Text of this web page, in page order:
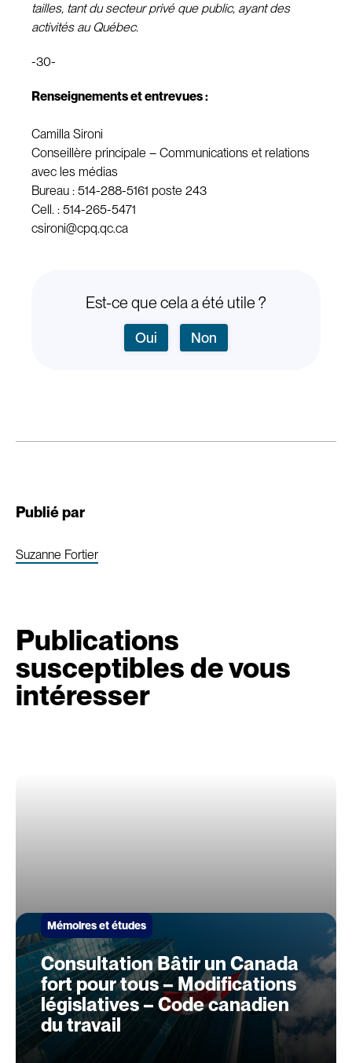
tailles, tant du secteur privé que public, ayant des
activités au Québec.
-30-
Renseignements et entrevues :
Camilla Sironi
Conseillère principale – Communications et relations
avec les médias
Bureau : 514-288-5161 poste 243
Cell. : 514-265-5471
csironi@cpq.qc.ca
Est-ce que cela a été utile ?
Oui Non
Publié par
Suzanne Fortier
Publications
susceptibles de vous
intéresser
Mémoires et études
Consultation Bâtir un Canada
fort pour tous – Modifications
législatives – Code canadien
du travail